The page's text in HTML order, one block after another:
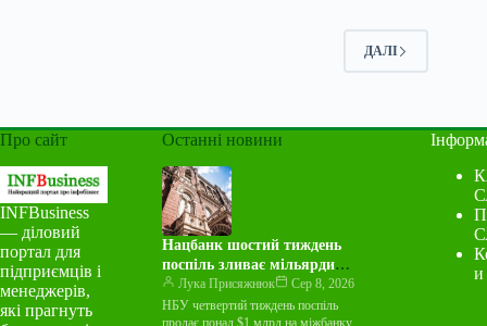
ДАЛІ
Про сайт
INFBusiness
— діловий
портал для
підприємців і
менеджерів,
які прагнуть
Останні новини
Нацбанк шостий тиждень
поспіль зливає мільярди
валюти на міжбанку
Лука Присяжнюк
Сер 8, 2026
НБУ четвертий тиждень поспіль
продає понад $1 млрд на міжбанку
и